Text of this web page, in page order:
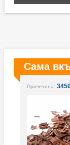
Сама
Прочетена: